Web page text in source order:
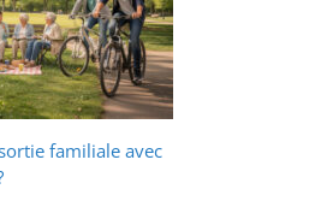
familiale avec